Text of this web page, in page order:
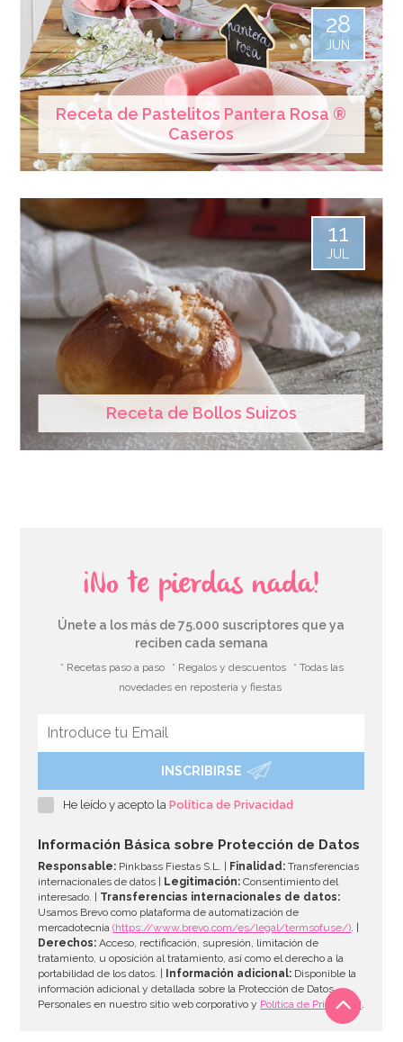
Receta de Pastelitos Pantera Rosa ®
Caseros
28
JUN
Receta de Bollos Suizos
11
JUL
¡No te pierdas nada!
Únete a los más de 75.000 suscriptores que ya
reciben cada semana
* Recetas paso a paso * Regalos y descuentos
* Todas las
novedades en repostería y fiestas
INSCRIBIRSE
He leído y acepto laPolítica de Privacidad
Información Básica sobre Protección de Datos
Responsable: Pinkbass Fiestas S.L. | Finalidad: Transferencias
internacionales de datos | Legitimación: Consentimiento del
interesado. | Transferencias internacionales de datos:
Usamos Brevo como plataforma de automatización de
mercadotecnia(https://www.brevo.com/es/legal/termsofuse/) . |
Derechos: Acceso, rectificación, supresión, limitación de
tratamiento, u oposición al tratamiento, así como el derecho a la
portabilidad de los datos. | Información adicional: Disponible la
información adicional y detallada sobre la Protección de Datos
Personales en nuestro sitio web corporativo y Política de Privacidad